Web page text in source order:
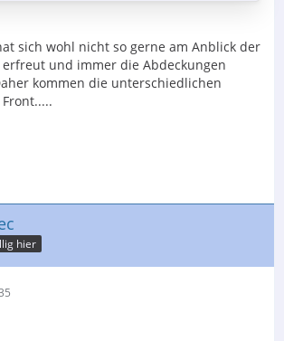
sich wohl nicht so gerne am Anblick der
erfreut und immer die Abdeckungen
kommen die unterschiedlichen
hier